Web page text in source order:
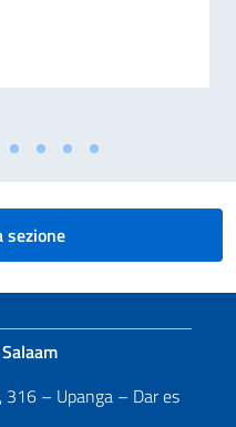
Borsa di studio offerte dal
sezione
316 – Upanga – Dar es